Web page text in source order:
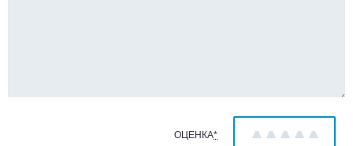
ОЦЕНКА* 5
4
3
2
1